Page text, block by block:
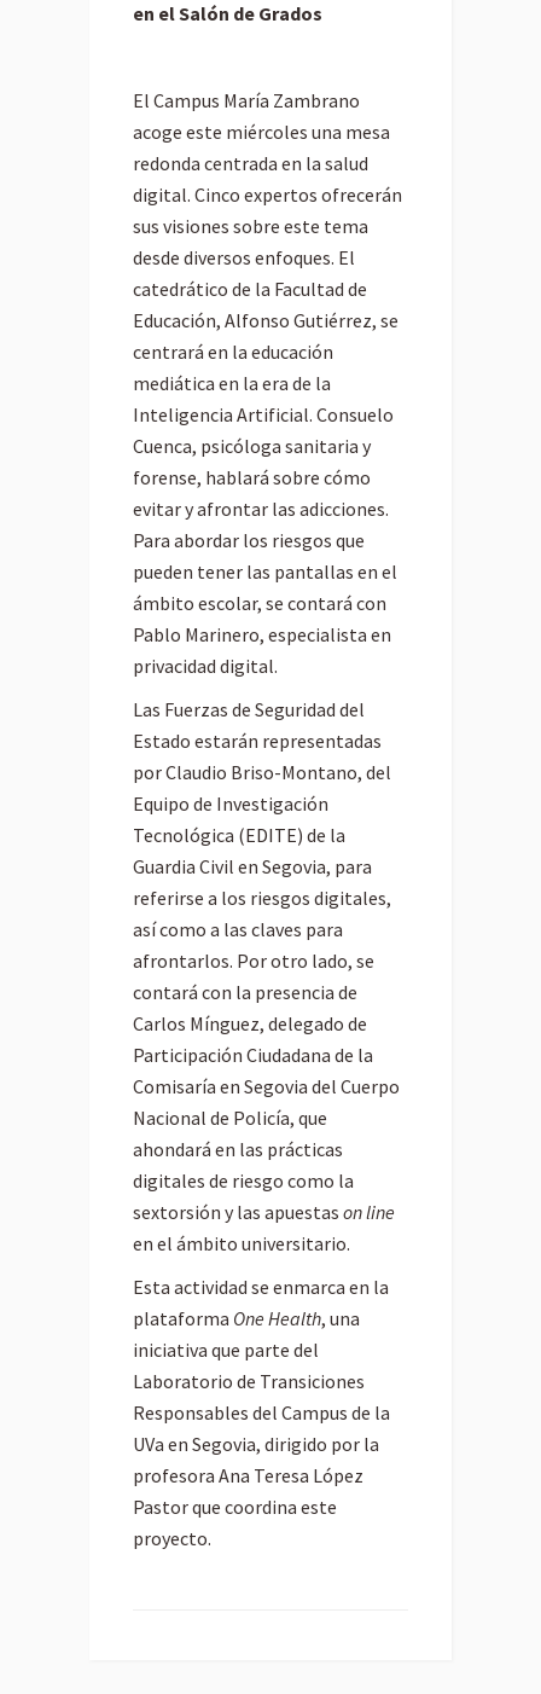
en el Salón de Grados
El Campus María Zambrano
acoge este miércoles una mesa
redonda centrada en la salud
digital. Cinco expertos ofrecerán
sus visiones sobre este tema
desde diversos enfoques. El
catedrático de la Facultad de
Educación, Alfonso Gutiérrez, se
centrará en la educación
mediática en la era de la
Inteligencia Artificial. Consuelo
Cuenca, psicóloga sanitaria y
forense, hablará sobre cómo
evitar y afrontar las adicciones.
Para abordar los riesgos que
pueden tener las pantallas en el
ámbito escolar, se contará con
Pablo Marinero, especialista en
privacidad digital.
Las Fuerzas de Seguridad del
Estado estarán representadas
por Claudio Briso-Montano, del
Equipo de Investigación
Tecnológica (EDITE) de la
Guardia Civil en Segovia, para
referirse a los riesgos digitales,
así como a las claves para
afrontarlos. Por otro lado, se
contará con la presencia de
Carlos Mínguez, delegado de
Participación Ciudadana de la
Comisaría en Segovia del Cuerpo
Nacional de Policía, que
ahondará en las prácticas
digitales de riesgo como la
sextorsión y las apuestas on line
en el ámbito universitario.
Esta actividad se enmarca en la
plataforma One Health, una
iniciativa que parte del
Laboratorio de Transiciones
Responsables del Campus de la
UVa en Segovia, dirigido por la
profesora Ana Teresa López
Pastor que coordina este
proyecto.